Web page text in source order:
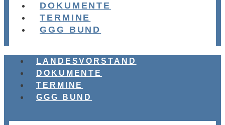
DOKUMENTE
TERMINE
GGG BUND
LANDESVORSTAND
DOKUMENTE
TERMINE
GGG BUND